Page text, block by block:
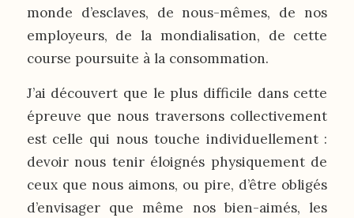
monde d’esclaves, de nous-mêmes, de nos
employeurs, de la mondialisation, de cette
course poursuite à la consommation.
J’ai découvert que le plus difficile dans cette
épreuve que nous traversons collectivement
est celle qui nous touche individuellement :
devoir nous tenir éloignés physiquement de
ceux que nous aimons, ou pire, d’être obligés
d’envisager que même nos bien-aimés, les